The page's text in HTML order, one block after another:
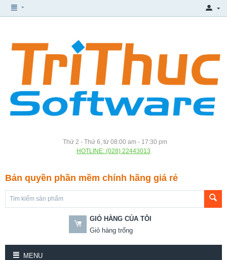
Thứ 2 - Thứ 6, từ 08:00 am - 17:30 pm
HOTLINE: (028) 22443013
Bản quyền phần mềm chính hãng giá rẻ
GIỎ HÀNG CỦA TÔI
Giỏ hàng trống
MENU